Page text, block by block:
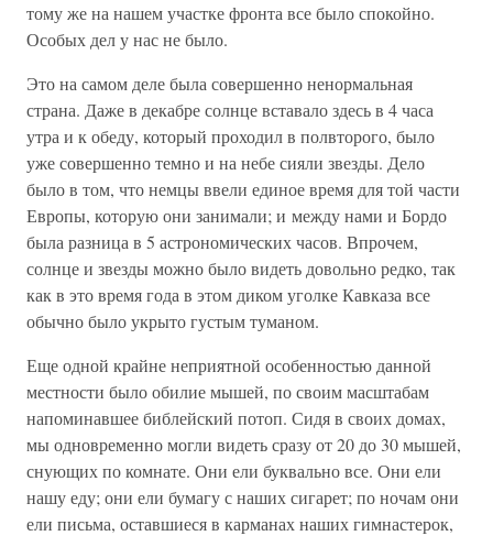
тому же на нашем участке фронта все было спокойно.
Особых дел у нас не было.
Это на самом деле была совершенно ненормальная
страна. Даже в декабре солнце вставало здесь в 4 часа
утра и к обеду, который проходил в полвторого, было
уже совершенно темно и на небе сияли звезды. Дело
было в том, что немцы ввели единое время для той части
Европы, которую они занимали; и между нами и Бордо
была разница в 5 астрономических часов. Впрочем,
солнце и звезды можно было видеть довольно редко, так
как в это время года в этом диком уголке Кавказа все
обычно было укрыто густым туманом.
Еще одной крайне неприятной особенностью данной
местности было обилие мышей, по своим масштабам
напоминавшее библейский потоп. Сидя в своих домах,
мы одновременно могли видеть сразу от 20 до 30 мышей,
снующих по комнате. Они ели буквально все. Они ели
нашу еду; они ели бумагу с наших сигарет; по ночам они
ели письма, оставшиеся в карманах наших гимнастерок,